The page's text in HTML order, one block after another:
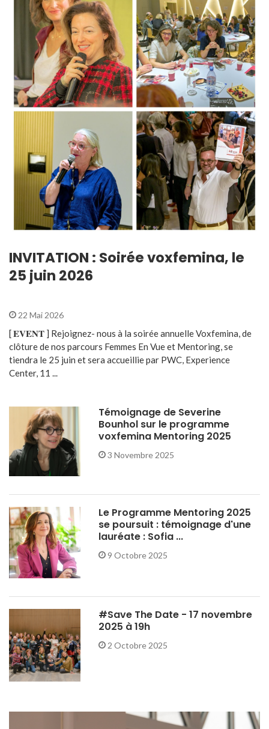
INVITATION : Soirée voxfemina, le
25 juin 2026
22 Mai 2026
[ 𝐄𝐕𝐄𝐍𝐓 ] Rejoignez- nous à la soirée annuelle Voxfemina, de
clôture de nos parcours Femmes En Vue et Mentoring, se
tiendra le 25 juin et sera accueillie par PWC, Experience
Center, 11 ...
Témoignage de Severine
Bounhol sur le programme
voxfemina Mentoring 2025
3 Novembre 2025
Le Programme Mentoring 2025
se poursuit : témoignage d'une
lauréate : Sofia ...
9 Octobre 2025
#Save The Date - 17 novembre
2025 à 19h
2 Octobre 2025